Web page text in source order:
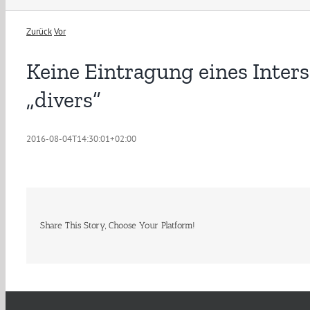
ZurückVor
Keine Eintragung eines
„divers“
2016-08-04T14:30:01+02:00
Share This Story, Choose Your Platform!